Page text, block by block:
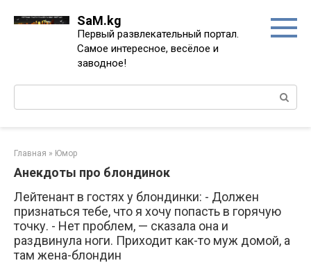
SaM.kg
Первый развлекательный портал.
Самое интересное, весёлое и
заводное!
Поиск:
Главная » Юмор
Анекдоты про блондинок
Лейтенант в гостях у блондинки: - Должен
признаться тебе, что я хочу попасть в горячую
точку. - Нет проблем, — сказала она и
раздвинула ноги. Приходит как-то муж домой, а
там жена-блондин